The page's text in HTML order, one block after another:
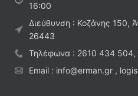
16:00
Διεύθυνση : Κοζάνης 150,
26443
Τηλέφωνα : 2610 434 504,
Email : info@erman.gr ,